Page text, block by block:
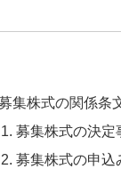
集株式の関係条
募集株式の決定
募集株式の申込